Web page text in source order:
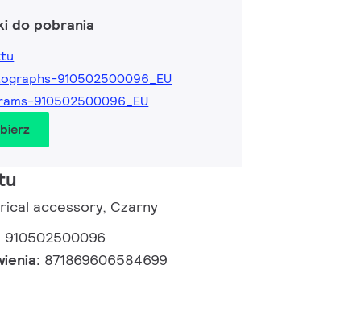
do pobrania
910502500096_EU
910502500096_EU
accessory, Czarny
910502500096
871869606584699